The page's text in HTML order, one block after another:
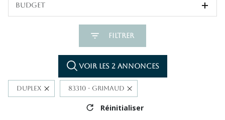
Budget
Filtrer
Voir les 2 annonces
Duplex 83310 - Grimaud
Réinitialiser